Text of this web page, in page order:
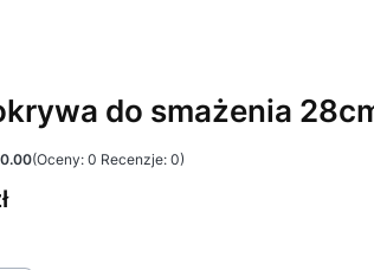
do smażenia
0.00(Oceny: 0 Recenzje: 0)